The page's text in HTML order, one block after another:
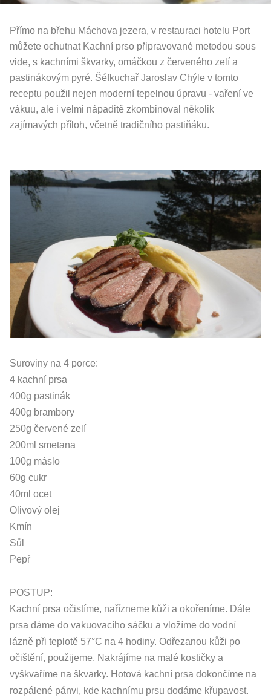
Přímo na břehu Máchova jezera, v restauraci hotelu Port
můžete ochutnat Kachní prso připravované metodou sous
vide, s kachními škvarky, omáčkou z červeného zelí a
pastinákovým pyré. Šéfkuchař Jaroslav Chýle v tomto
receptu použil nejen moderní tepelnou úpravu - vaření ve
vákuu, ale i velmi nápaditě zkombinoval několik
zajímavých příloh, včetně tradičního pastiňáku.
Suroviny na 4 porce:
4 kachní prsa
400g pastinák
400g brambory
250g červené zelí
200ml smetana
100g máslo
60g cukr
40ml ocet
Olivový olej
Kmín
Sůl
Pepř
POSTUP:
Kachní prsa očistíme, nařízneme kůži a okořeníme. Dále
prsa dáme do vakuovacího sáčku a vložíme do vodní
lázně při teplotě 57°C na 4 hodiny. Odřezanou kůži po
očištění, použijeme. Nakrájíme na malé kostičky a
vyškvaříme na škvarky. Hotová kachní prsa dokončíme na
rozpálené pánvi, kde kachnímu prsu dodáme křupavost.